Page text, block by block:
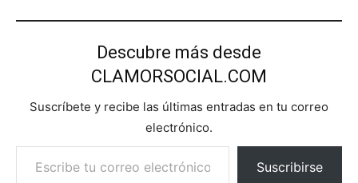
Descubre más desde
CLAMORSOCIAL.COM
Suscríbete y recibe las últimas entradas en tu correo
electrónico.
Escribe tu correo electrónico…
Suscribirse